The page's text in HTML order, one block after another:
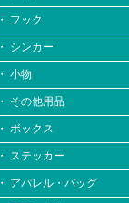
・ フック
・ シンカー
・ 小物
・ その他用品
・ ボックス
・ ステッカー
・ アパレル・バッグ